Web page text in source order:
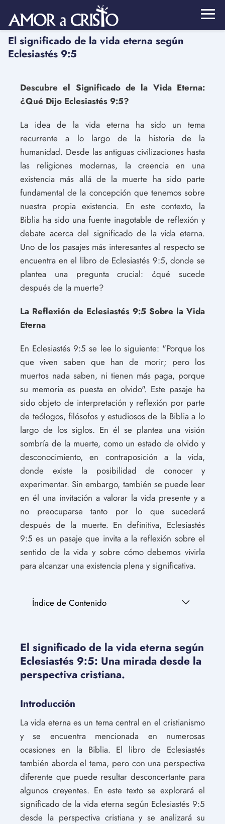
El significado de la vida eterna según
Eclesiastés 9:5
Descubre el Significado de la Vida Eterna:
¿Qué Dijo Eclesiastés 9:5?
La idea de la vida eterna ha sido un tema
recurrente a lo largo de la historia de la
humanidad. Desde las antiguas civilizaciones hasta
las religiones modernas, la creencia en una
existencia más allá de la muerte ha sido parte
fundamental de la concepción que tenemos sobre
nuestra propia existencia. En este contexto, la
Biblia ha sido una fuente inagotable de reflexión y
debate acerca del significado de la vida eterna.
Uno de los pasajes más interesantes al respecto se
encuentra en el libro de Eclesiastés 9:5, donde se
plantea una pregunta crucial: ¿qué sucede
después de la muerte?
La Reflexión de Eclesiastés 9:5 Sobre la Vida
Eterna
En Eclesiastés 9:5 se lee lo siguiente: "Porque los
que viven saben que han de morir; pero los
muertos nada saben, ni tienen más paga, porque
su memoria es puesta en olvido". Este pasaje ha
sido objeto de interpretación y reflexión por parte
de teólogos, filósofos y estudiosos de la Biblia a lo
largo de los siglos. En él se plantea una visión
sombría de la muerte, como un estado de olvido y
desconocimiento, en contraposición a la vida,
donde existe la posibilidad de conocer y
experimentar. Sin embargo, también se puede leer
en él una invitación a valorar la vida presente y a
no preocuparse tanto por lo que sucederá
después de la muerte. En definitiva, Eclesiastés
9:5 es un pasaje que invita a la reflexión sobre el
sentido de la vida y sobre cómo debemos vivirla
para alcanzar una existencia plena y significativa.
Índice de Contenido
El significado de la vida eterna según
Eclesiastés 9:5: Una mirada desde la
perspectiva cristiana.
Introducción
La vida eterna es un tema central en el cristianismo
y se encuentra mencionada en numerosas
ocasiones en la Biblia. El libro de Eclesiastés
también aborda el tema, pero con una perspectiva
diferente que puede resultar desconcertante para
algunos creyentes. En este texto se explorará el
significado de la vida eterna según Eclesiastés 9:5
desde la perspectiva cristiana y se analizará su